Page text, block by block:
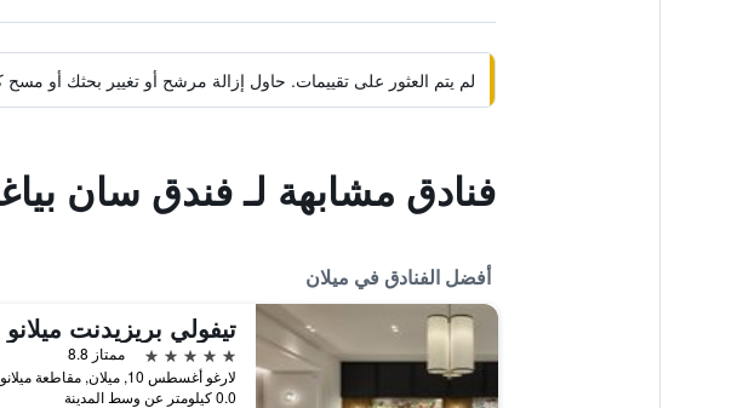
لم يتم العثور على تقييمات. حاول إزالة مرشح أو تغيير بحثك أو
فنادق مشابهة لـ فندق سان
أفضل الفنادق في ميلان
تيفولي بريزيدنت
5 نجوم
ممتاز 8.8
لارغو أغسطس 10, ميلان, مقاطعة ميلانو, إيطاليا
0.0 كيلومتر عن وسط المدينة